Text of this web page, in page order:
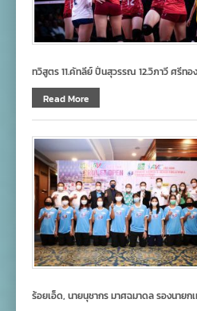
ทวิสูตร 11.คัทลีย์ ปิ่นสุวรรณ 12.วิภาวี ศรีท
Read More
ร้อยเอ็ด, นายนุชากร มาศฉมาดล รองนายก